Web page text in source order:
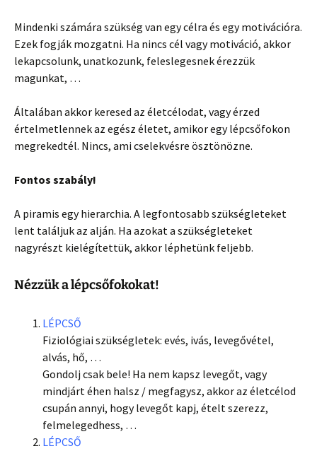
Mindenki számára szükség van egy célra és egy motivációra.
Ezek fogják mozgatni. Ha nincs cél vagy motiváció, akkor
lekapcsolunk, unatkozunk, feleslegesnek érezzük
magunkat, …
Általában akkor keresed az életcélodat, vagy érzed
értelmetlennek az egész életet, amikor egy lépcsőfokon
megrekedtél. Nincs, ami cselekvésre ösztönözne.
Fontos szabály!
A piramis egy hierarchia. A legfontosabb szükségleteket
lent találjuk az alján. Ha azokat a szükségleteket
nagyrészt kielégítettük, akkor léphetünk feljebb.
Nézzük a lépcsőfokokat!
LÉPCSŐ
Fiziológiai szükségletek: evés, ivás, levegővétel,
alvás, hő, …
Gondolj csak bele! Ha nem kapsz levegőt, vagy
mindjárt éhen halsz / megfagysz, akkor az életcélod
csupán annyi, hogy levegőt kapj, ételt szerezz,
felmelegedhess, …
LÉPCSŐ